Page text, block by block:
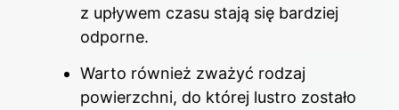
z upływem czasu stają się bardziej
odporne.
Warto również zważyć rodzaj
powierzchni, do której lustro zostało